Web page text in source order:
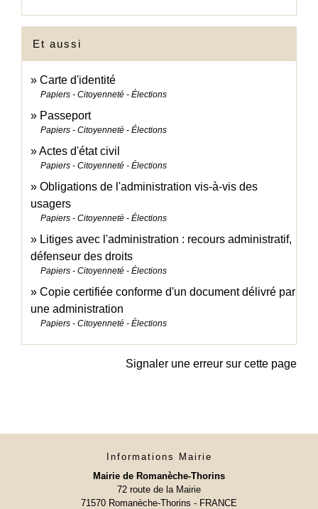
Et aussi
Carte d'identité
Papiers - Citoyenneté - Élections
Passeport
Papiers - Citoyenneté - Élections
Actes d'état civil
Papiers - Citoyenneté - Élections
Obligations de l'administration vis-à-vis des
usagers
Papiers - Citoyenneté - Élections
Litiges avec l'administration : recours administratif,
défenseur des droits
Papiers - Citoyenneté - Élections
Copie certifiée conforme d'un document délivré par
une administration
Papiers - Citoyenneté - Élections
Signaler une erreur sur cette page
Informations Mairie
Mairie de Romanèche-Thorins
72 route de la Mairie
71570 Romanèche-Thorins - FRANCE